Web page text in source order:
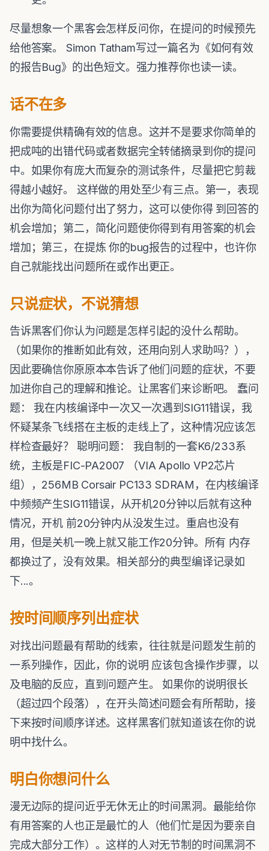
尽量想象一个黑客会怎样反问你，在提问的时候预先
给他答案。 Simon Tatham写过一篇名为《如何有效
的报告Bug》的出色短文。强力推荐你也读一读。
话不在多
你需要提供精确有效的信息。这并不是要求你简单的
把成吨的出错代码或者数据完全转储摘录到你的提问
中。如果你有庞大而复杂的测试条件，尽量把它剪裁
得越小越好。 这样做的用处至少有三点。第一，表现
出你为简化问题付出了努力，这可以使你得 到回答的
机会增加；第二，简化问题使你得到有用答案的机会
增加；第三，在提炼 你的bug报告的过程中，也许你
自己就能找出问题所在或作出更正。
只说症状，不说猜想
告诉黑客们你认为问题是怎样引起的没什么帮助。
（如果你的推断如此有效，还用向别人求助吗？），
因此要确信你原原本本告诉了他们问题的症状，不要
加进你自己的理解和推论。让黑客们来诊断吧。 蠢问
题： 我在内核编译中一次又一次遇到SIG11错误，我
怀疑某条飞线搭在主板的走线上了，这种情况应该怎
样检查最好？ 聪明问题： 我自制的一套K6/233系
统，主板是FIC-PA2007 （VIA Apollo VP2芯片
组），256MB Corsair PC133 SDRAM，在内核编译
中频频产生SIG11错误，从开机20分钟以后就有这种
情况，开机 前20分钟内从没发生过。重启也没有
用，但是关机一晚上就又能工作20分钟。所有 内存
都换过了，没有效果。相关部分的典型编译记录如
下...。
按时间顺序列出症状
对找出问题最有帮助的线索，往往就是问题发生前的
一系列操作，因此，你的说明 应该包含操作步骤，以
及电脑的反应，直到问题产生。 如果你的说明很长
（超过四个段落），在开头简述问题会有所帮助，接
下来按时间顺序详述。这样黑客们就知道该在你的说
明中找什么。
明白你想问什么
漫无边际的提问近乎无休无止的时间黑洞。最能给你
有用答案的人也正是最忙的人（他们忙是因为要亲自
完成大部分工作）。这样的人对无节制的时间黑洞不